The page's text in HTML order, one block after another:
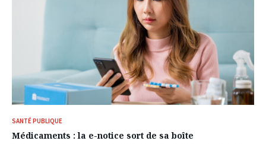
SANTÉ PUBLIQUE
Médicaments : la e-notice sort de sa boîte